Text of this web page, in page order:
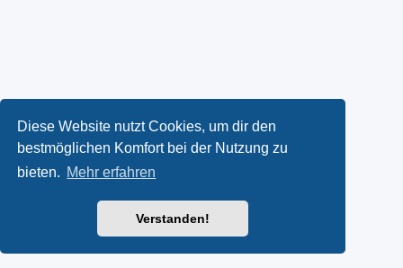
Diese Website nutzt Cookies, um dir den
bestmöglichen Komfort bei der Nutzung zu
bieten. Mehr erfahren
Verstanden!